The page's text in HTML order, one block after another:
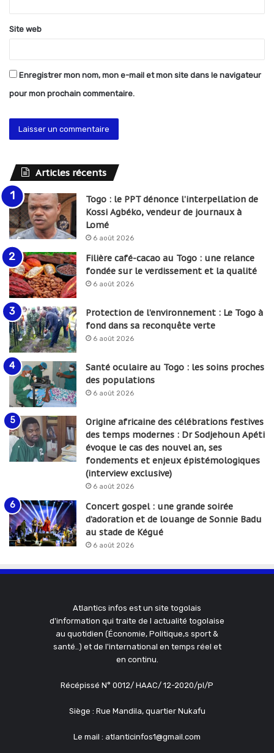
*
Site web
Enregistrer mon nom, mon e-mail et mon site dans le navigateur
pour mon prochain commentaire.
Articles récents
Togo : le PPT dénonce l’interpellation de
Kossi Agbéko, vendeur de journaux à
Lomé
6 août 2026
Filière café-cacao au Togo : une relance
fondée sur le verdissement et la qualité
6 août 2026
Protection de l’environnement : Le Togo à
fond dans sa reconquête verte
6 août 2026
Santé oculaire au Togo : les soins proches
des populations
6 août 2026
Origine africaine des célébrations festives
des temps modernes : Dr Sodjehoun Apéti
évoque le cas des nouvel an, ses
fondements et enjeux épistémologiques
(interview exclusive)
6 août 2026
Concert gospel : une grande soirée
d’adoration et de louange de Sonnie Badu
au stade de Kégué
6 août 2026
Atlantics infos est un site togolais
d'information qui traite de l actualité togolaise
au quotidien (Économie, Politique,s sport &
santé..) et de l'international en temps réel et
en continu.
Récépissé N° 0012/ HAAC/ 12-2020/pl/P
Siège : Rue Mandila, quartier Nukafu
Le mail : atlanticinfos1@gmail.com